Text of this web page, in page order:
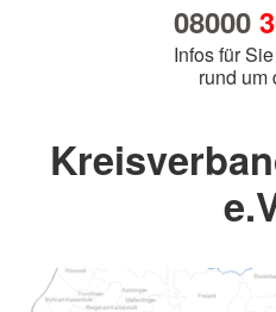
08000
Infos für
rund um